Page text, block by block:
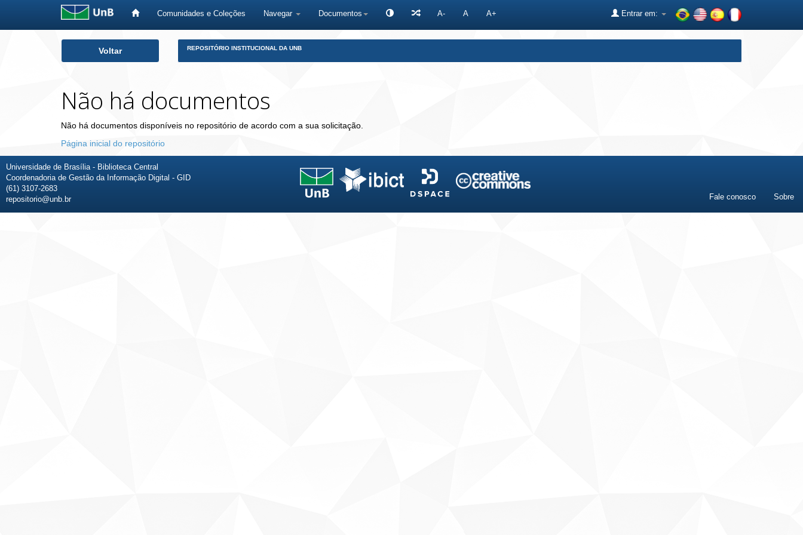
Comunidades e Coleções Navegar Documentos A- A A+ Entrar em:
Voltar REPOSITÓRIO INSTITUCIONAL DA UNB
Não há documentos
Não há documentos disponíveis no repositório de acordo com a sua solicitação.
Página inicial do repositório
Universidade de Brasília - Biblioteca Central
Coordenadoria de Gestão da Informação Digital - GID
(61) 3107-2683
repositorio@unb.br
Fale conosco Sobre